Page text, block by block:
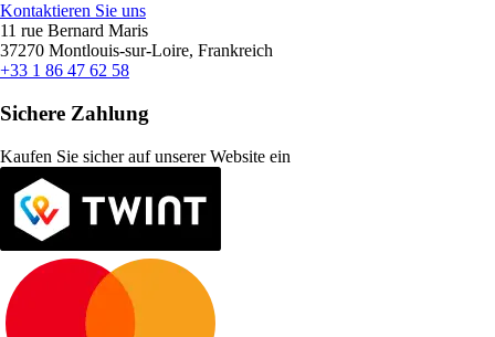
Kontaktieren Sie uns
11 rue Bernard Maris
37270 Montlouis-sur-Loire, Frankreich
+33 1 86 47 62 58
Sichere Zahlung
Kaufen Sie sicher auf unserer Website ein